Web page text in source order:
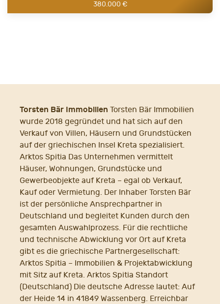
380.000 €
Torsten Bär Immobilien Torsten Bär Immobilien
wurde 2018 gegründet und hat sich auf den
Verkauf von Villen, Häusern und Grundstücken
auf der griechischen Insel Kreta spezialisiert.
Arktos Spitia Das Unternehmen vermittelt
Häuser, Wohnungen, Grundstücke und
Gewerbeobjekte auf Kreta – egal ob Verkauf,
Kauf oder Vermietung. Der Inhaber Torsten Bär
ist der persönliche Ansprechpartner in
Deutschland und begleitet Kunden durch den
gesamten Auswahlprozess. Für die rechtliche
und technische Abwicklung vor Ort auf Kreta
gibt es die griechische Partnergesellschaft:
Arktos Spitia – Immobilien & Projektabwicklung
mit Sitz auf Kreta. Arktos Spitia Standort
(Deutschland) Die deutsche Adresse lautet: Auf
der Heide 14 in 41849 Wassenberg. Erreichbar